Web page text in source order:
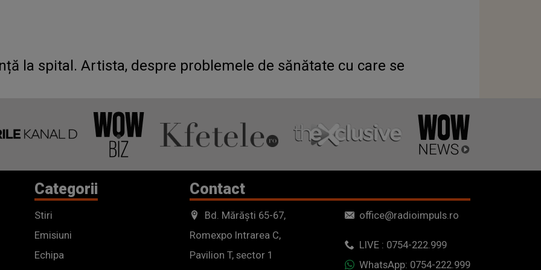
la spital. Artista, despre problemele de sănătate cu care se
Categorii
Stiri
Emisiuni
Echipa
Contact
Bd. Mărăști 65-67,
Romexpo Intrarea C,
Pavilion T, sector 1
office@radioimpuls.ro
LIVE : 0754-222.999
WhatsApp: 0754-222.999